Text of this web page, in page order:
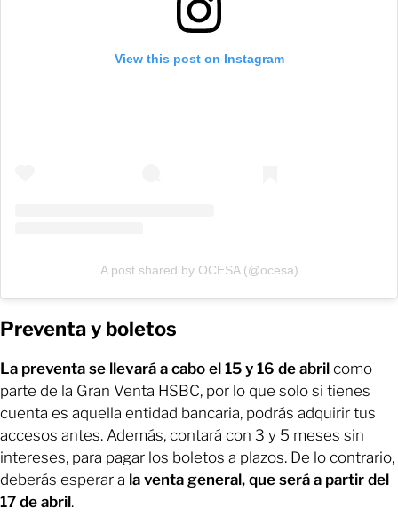
View this post on Instagram
A post shared by OCESA (@ocesa)
Preventa y boletos
La preventa se llevará a cabo el 15 y 16 de abril como
parte de la Gran Venta HSBC, por lo que solo si tienes
cuenta es aquella entidad bancaria, podrás adquirir tus
accesos antes. Además, contará con 3 y 5 meses sin
intereses, para pagar los boletos a plazos. De lo contrario,
deberás esperar a la venta general, que será a partir del
17 de abril.